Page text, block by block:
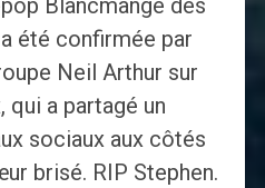
Blancmange des
été confirmée par
Neil Arthur sur
qui a partagé un
sociaux aux côtés
brisé. RIP Stephen.